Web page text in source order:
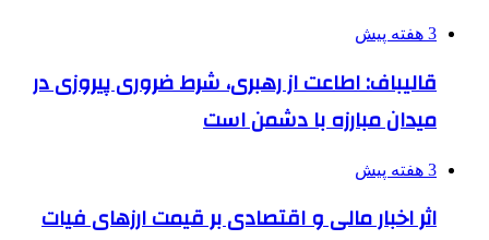
3 هفته پیش
قالیباف: اطاعت از رهبری، شرط ضروری پیروزی در
میدان مبارزه با دشمن است
3 هفته پیش
اثر اخبار مالی و اقتصادی بر قیمت ارزهای فیات